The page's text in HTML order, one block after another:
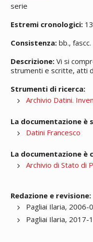
serie
Estremi cronologici:
Consistenza: bb., fascc.
Descrizione: Vi si
strumenti e scritte, atti
Strumenti di ricerca:
Archivio Datini.
La documentazione
Datini Francesco
La documentazione è
Archivio di Stato di
Redazione e revisione:
Pagliai Ilaria, 2006-
Pagliai Ilaria, 2017-